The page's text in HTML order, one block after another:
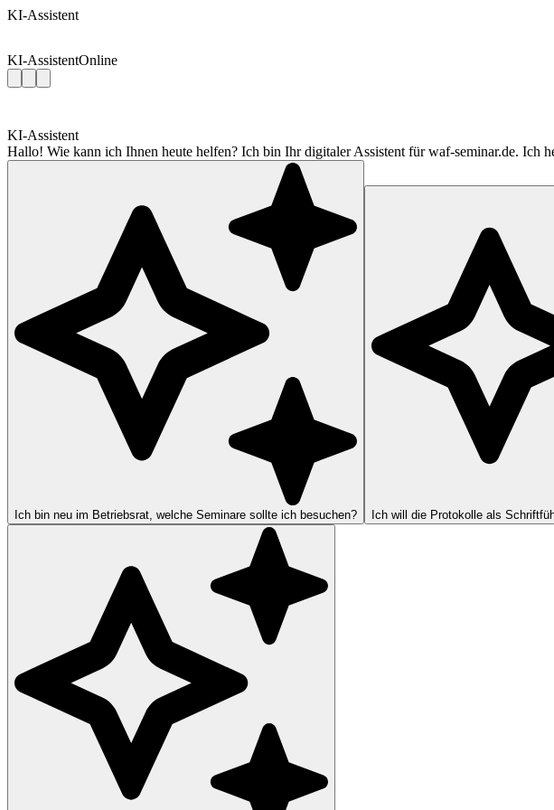
KI-Assistent
KI-AssistentOnline
KI-Assistent
Hallo! Wie kann ich Ihnen heute helfen? Ich bin Ihr digitaler Assistent für waf-seminar.de. Ich
Ich bin neu im Betriebsrat, welche Seminare sollte ich besuchen? Ich will die Protokolle als